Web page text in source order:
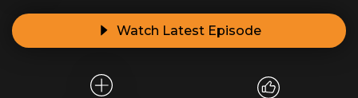
Watch Latest Episode